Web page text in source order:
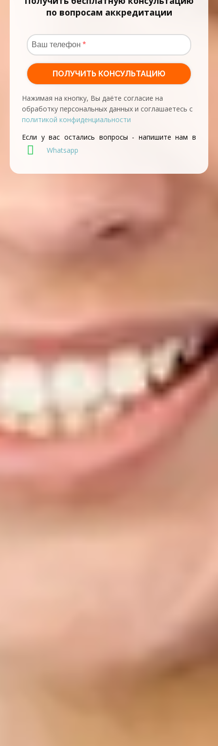
по вопросам аккредитации
Нажимая на кнопку, Вы даёте согласие на
обработку персональных данных и соглашаетесь с
политикой конфиденциальности
Если у вас остались вопросы - напишите нам в
Whatsapp